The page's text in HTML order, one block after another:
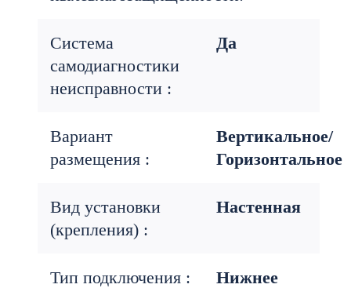
Система
самодиагностики
неисправности :
Да
Вариант
размещения :
Вертикальное/
Горизонтальное
Вид установки
(крепления) :
Настенная
Тип подключения : Нижнее